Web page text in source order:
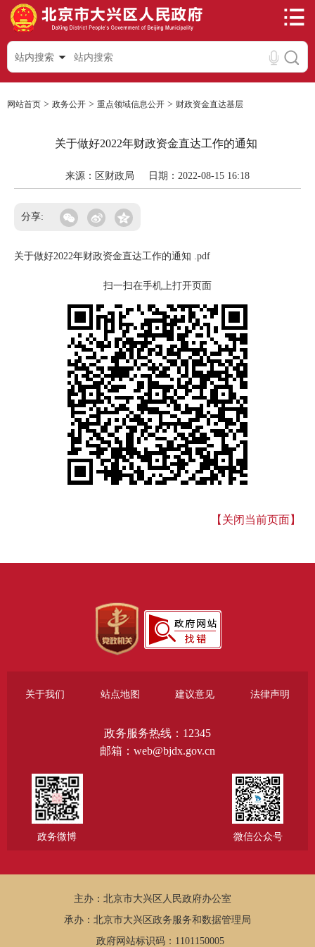
站内搜索
网站首页 > 政务公开 > 重点领域信息公开 > 财政资金直达基层
关于做好2022年财政资金直达工作的通知
来源：区财政局 日期：2022-08-15 16:18
分享:
关于做好2022年财政资金直达工作的通知 .pdf
扫一扫在手机上打开页面
【关闭当前页面】
关于我们 站点地图 建议意见 法律声明
政务服务热线：12345
邮箱：web@bjdx.gov.cn
政务微博 微信公众号
主办：北京市大兴区人民政府办公室
承办：北京市大兴区政务服务和数据管理局
政府网站标识码：1101150005